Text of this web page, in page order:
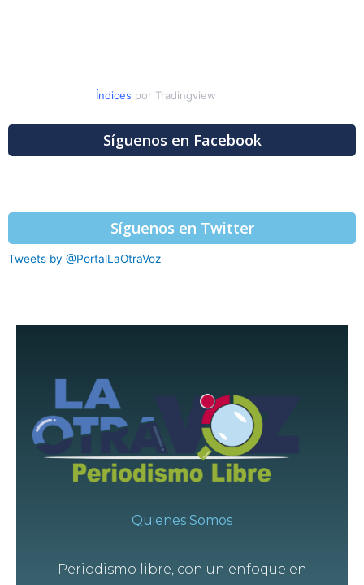
Índices por Tradingview
Síguenos en Facebook
Síguenos en Twitter
Tweets by @PortalLaOtraVoz
Quienes Somos
Periodismo libre, con un enfoque en